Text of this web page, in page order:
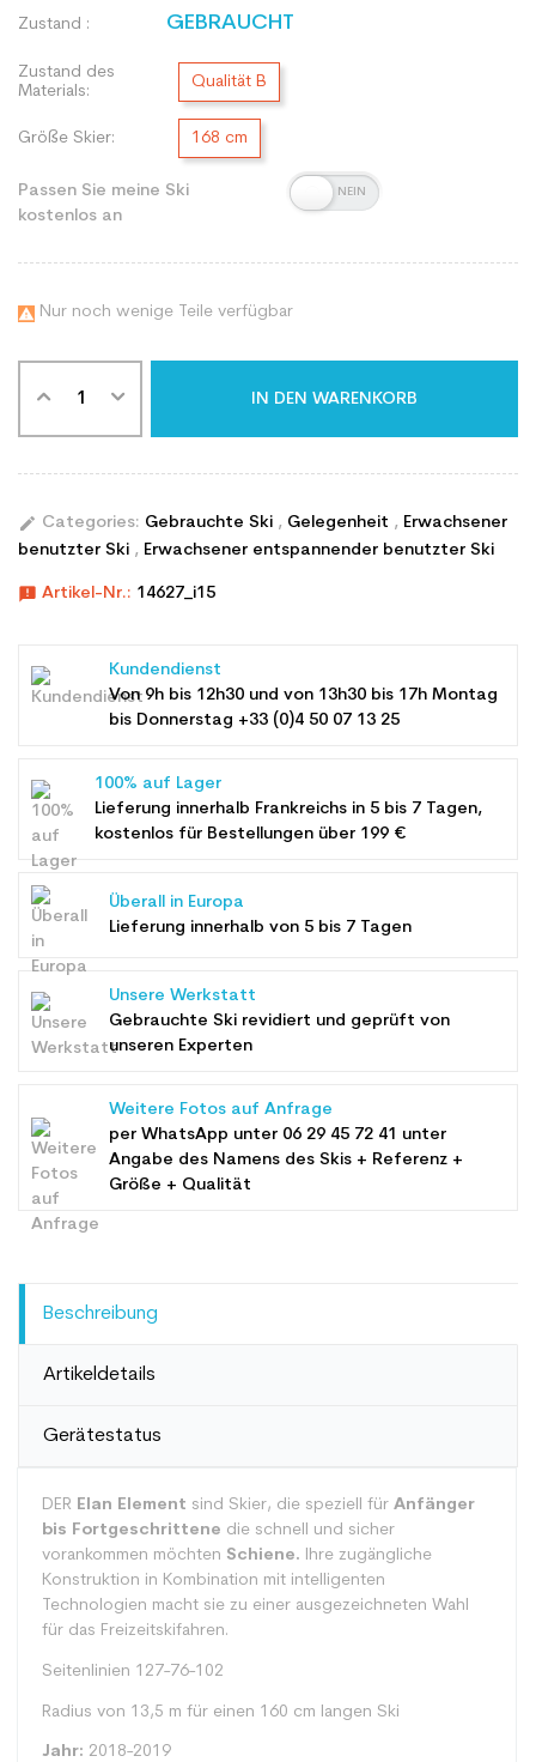
Zustand : GEBRAUCHT
Zustand des
Materials:
Qualität B
Größe Skier: 168 cm
Passen Sie meine Ski
kostenlos an
 Nur noch wenige Teile verfügbar
IN DEN WARENKORB
edit Categories: Gebrauchte Ski , Gelegenheit , Erwachsener
benutzter Ski , Erwachsener entspannender benutzter Ski
announcement Artikel-Nr.: 14627_i15
Kundendienst
Von 9h bis 12h30 und von 13h30 bis 17h Montag
bis Donnerstag +33 (0)4 50 07 13 25
100% auf Lager
Lieferung innerhalb Frankreichs in 5 bis 7 Tagen,
kostenlos für Bestellungen über 199 €
Überall in Europa
Lieferung innerhalb von 5 bis 7 Tagen
Unsere Werkstatt
Gebrauchte Ski revidiert und geprüft von
unseren Experten
Weitere Fotos auf Anfrage
per WhatsApp unter 06 29 45 72 41 unter
Angabe des Namens des Skis + Referenz +
Größe + Qualität
Beschreibung
Artikeldetails
Gerätestatus
DER Elan Element sind Skier, die speziell für Anfänger
bis Fortgeschrittene die schnell und sicher
vorankommen möchten Schiene. Ihre zugängliche
Konstruktion in Kombination mit intelligenten
Technologien macht sie zu einer ausgezeichneten Wahl
für das Freizeitskifahren.
Seitenlinien 127-76-102
Radius von 13,5 m für einen 160 cm langen Ski
Jahr: 2018-2019